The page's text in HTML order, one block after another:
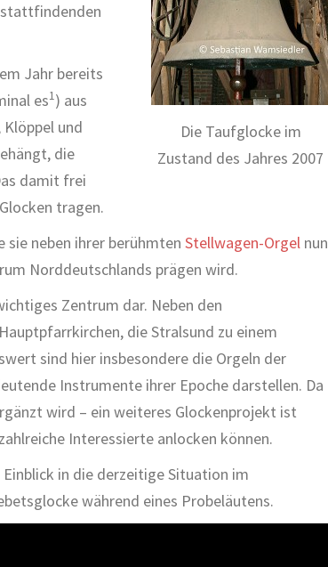
Die Taufglocke im
Zustand des Jahres 2007
stattfindenden
Jahr bereits
es1) aus
und
die
damit frei
tragen.
neben ihrer berühmten Stellwagen-Orgel nun
Norddeutschlands prägen wird.
Zentrum dar. Neben den
die Stralsund zu einem
sind hier insbesondere die Orgeln der
Instrumente ihrer Epoche darstellen. Da
wird – ein weiteres Glockenprojekt ist
Interessierte anlocken können.
in die derzeitige Situation im
während eines Probeläutens.